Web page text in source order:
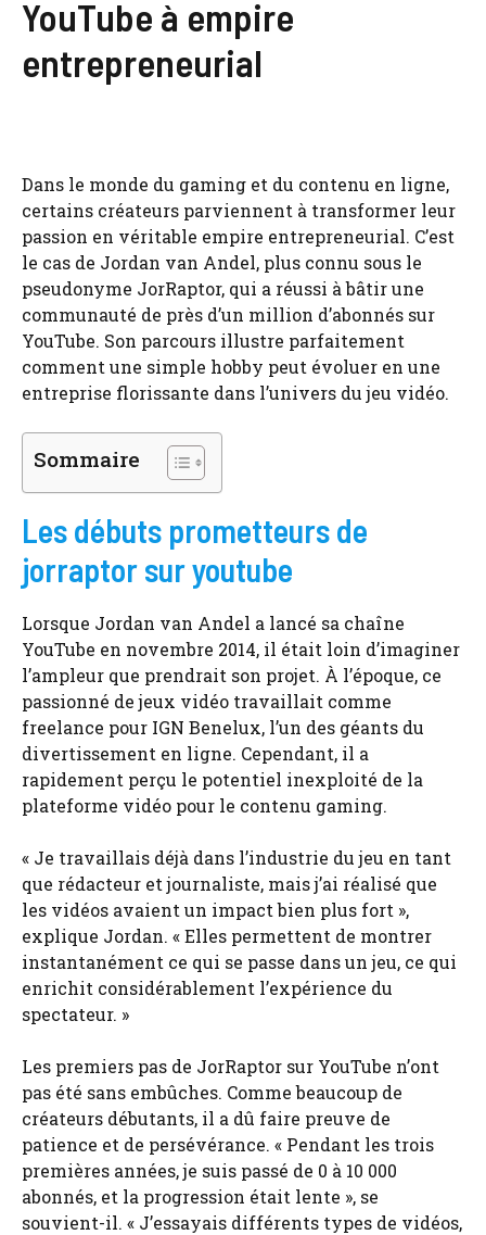
YouTube à empire
entrepreneurial
Dans le monde du gaming et du contenu en ligne,
certains créateurs parviennent à transformer leur
passion en véritable empire entrepreneurial. C’est
le cas de Jordan van Andel, plus connu sous le
pseudonyme JorRaptor, qui a réussi à bâtir une
communauté de près d’un million d’abonnés sur
YouTube. Son parcours illustre parfaitement
comment une simple hobby peut évoluer en une
entreprise florissante dans l’univers du jeu vidéo.
Sommaire
Les débuts prometteurs de
jorraptor sur youtube
Lorsque Jordan van Andel a lancé sa chaîne
YouTube en novembre 2014, il était loin d’imaginer
l’ampleur que prendrait son projet. À l’époque, ce
passionné de jeux vidéo travaillait comme
freelance pour IGN Benelux, l’un des géants du
divertissement en ligne. Cependant, il a
rapidement perçu le potentiel inexploité de la
plateforme vidéo pour le contenu gaming.
« Je travaillais déjà dans l’industrie du jeu en tant
que rédacteur et journaliste, mais j’ai réalisé que
les vidéos avaient un impact bien plus fort »,
explique Jordan. « Elles permettent de montrer
instantanément ce qui se passe dans un jeu, ce qui
enrichit considérablement l’expérience du
spectateur. »
Les premiers pas de JorRaptor sur YouTube n’ont
pas été sans embûches. Comme beaucoup de
créateurs débutants, il a dû faire preuve de
patience et de persévérance. « Pendant les trois
premières années, je suis passé de 0 à 10 000
abonnés, et la progression était lente », se
souvient-il. « J’essayais différents types de vidéos,